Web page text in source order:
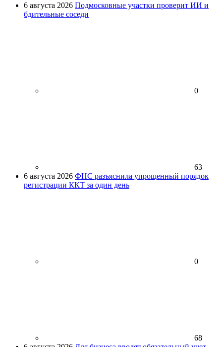
6 августа 2026 Подмосковные участки проверит ИИ и
бдительные соседи
0
63
6 августа 2026 ФНС разъяснила упрощенный порядок
регистрации ККТ за один день
0
68